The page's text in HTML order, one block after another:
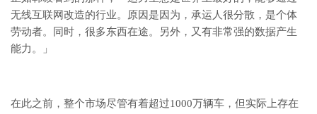
无线互联网改造的行业。原因是因为，承运人很分散，是个体
劳动者。同时，很多东西在途。另外，又有非常强的数据产生
能力。」
在此之前，整个市场尽管有着超过1000万辆车，但实际上存在